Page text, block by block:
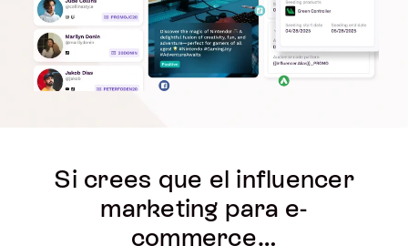
Si crees que el influencer
marketing para e-
commerce…